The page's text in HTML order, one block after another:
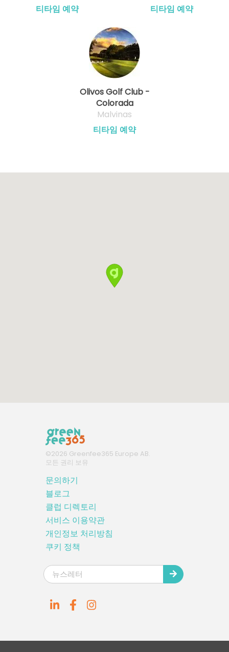
티타임 예약
티타임 예약
Olivos Golf Club -
Colorada
Malvinas
티타임 예약
©2026 Greenfee365 Europe AB.
모든 권리 보유
문의하기
블로그
클럽 디렉토리
서비스 이용약관
개인정보 처리방침
쿠키 정책